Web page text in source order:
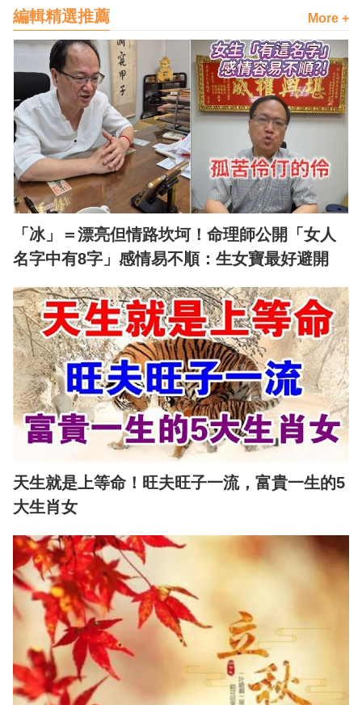
編輯精選推薦 More +
「冰」＝漂亮但情路坎坷！命理師公開「女人
名字中有8字」感情易不順：生女寶最好避開
天生就是上等命！旺夫旺子一流，富貴一生的5
大生肖女